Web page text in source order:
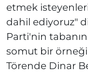
etmek
dahil ediyoruz"
Parti'nin
somut bir
Törende Dinar